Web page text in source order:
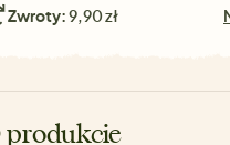
Zwroty:9,90 zł
produkcie